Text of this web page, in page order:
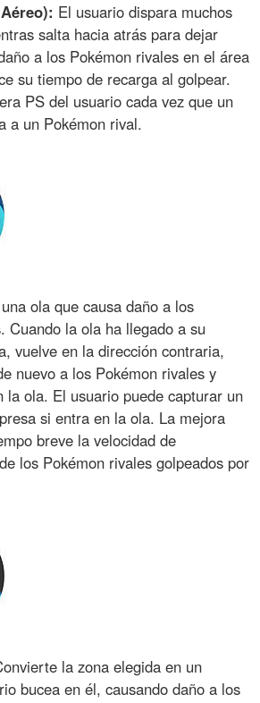
El usuario dispara muchos
salta hacia atrás para dejar
a los Pokémon rivales en el área
su tiempo de recarga al golpear.
PS del usuario cada vez que un
a un Pokémon rival.
ola que causa daño a los
Cuando la ola ha llegado a su
vuelve en la dirección contraria,
nuevo a los Pokémon rivales y
la ola. El usuario puede capturar un
si entra en la ola. La mejora
breve la velocidad de
los Pokémon rivales golpeados por
la zona elegida en un
bucea en él, causando daño a los